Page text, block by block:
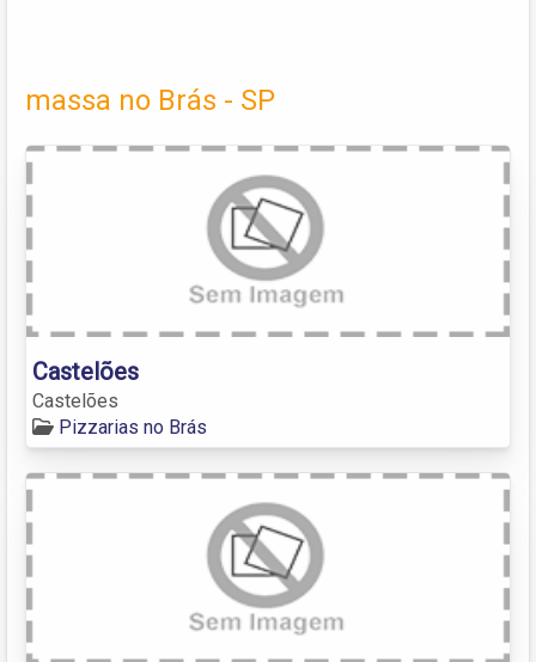
massa no Brás - SP
Castelões
Castelões
Pizzarias no Brás